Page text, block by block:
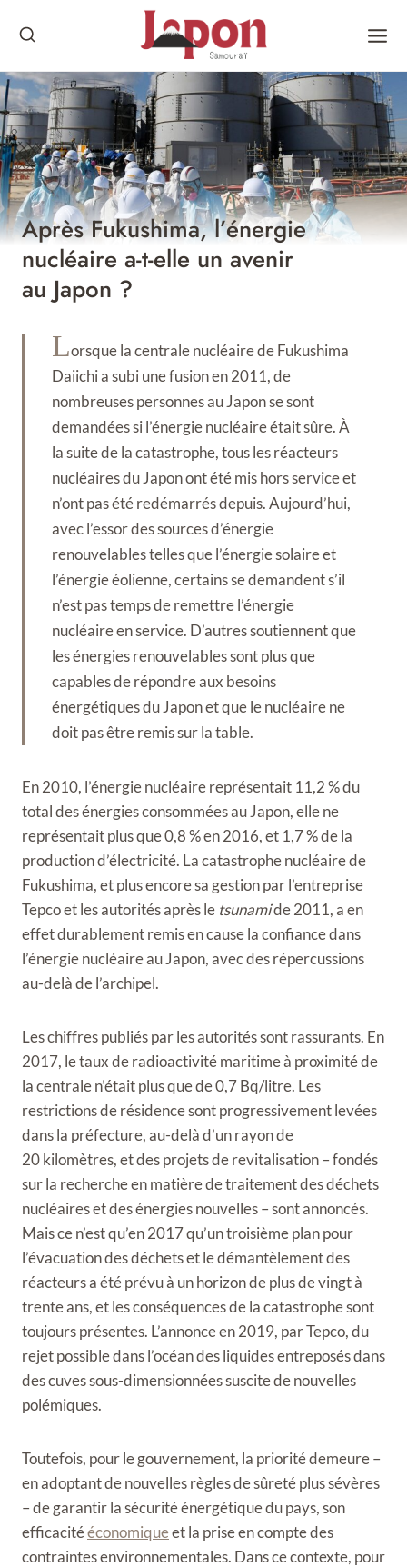
Après Fukushima, l’énergie
nucléaire a-t-elle un avenir
au Japon ?
Lorsque la centrale nucléaire de Fukushima
Daiichi a subi une fusion en 2011, de
nombreuses personnes au Japon se sont
demandées si l’énergie nucléaire était sûre. À
la suite de la catastrophe, tous les réacteurs
nucléaires du Japon ont été mis hors service et
n’ont pas été redémarrés depuis. Aujourd’hui,
avec l’essor des sources d’énergie
renouvelables telles que l’énergie solaire et
l’énergie éolienne, certains se demandent s’il
n’est pas temps de remettre l’énergie
nucléaire en service. D’autres soutiennent que
les énergies renouvelables sont plus que
capables de répondre aux besoins
énergétiques du Japon et que le nucléaire ne
doit pas être remis sur la table.
En 2010, l’énergie nucléaire représentait 11,2 % du
total des énergies consommées au Japon, elle ne
représentait plus que 0,8 % en 2016, et 1,7 % de la
production d’électricité. La catastrophe nucléaire de
Fukushima, et plus encore sa gestion par l’entreprise
Tepco et les autorités après le tsunamide 2011, a en
effet durablement remis en cause la confiance dans
l’énergie nucléaire au Japon, avec des répercussions
au-delà de l’archipel.
Les chiffres publiés par les autorités sont rassurants. En
2017, le taux de radioactivité maritime à proximité de
la centrale n’était plus que de 0,7 Bq/litre. Les
restrictions de résidence sont progressivement levées
dans la préfecture, au-delà d’un rayon de
20 kilomètres, et des projets de revitalisation – fondés
sur la recherche en matière de traitement des déchets
nucléaires et des énergies nouvelles – sont annoncés.
Mais ce n’est qu’en 2017 qu’un troisième plan pour
l’évacuation des déchets et le démantèlement des
réacteurs a été prévu à un horizon de plus de vingt à
trente ans, et les conséquences de la catastrophe sont
toujours présentes. L’annonce en 2019, par Tepco, du
rejet possible dans l’océan des liquides entreposés dans
des cuves sous-dimensionnées suscite de nouvelles
polémiques.
Toutefois, pour le gouvernement, la priorité demeure –
en adoptant de nouvelles règles de sûreté plus sévères
– de garantir la sécurité énergétique du pays, son
efficacitééconomiqueet la prise en compte des
contraintes environnementales. Dans ce contexte, pour